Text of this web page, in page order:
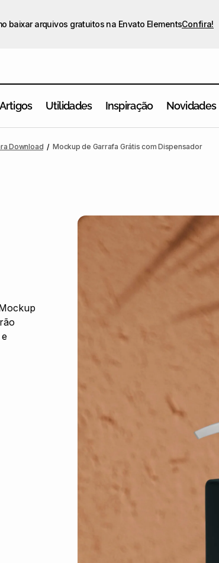
baixar arquivos gratuitos na Envato ElementsConfira!
Artigos Utilidades Inspiração Novidades
Download Mockup de Garrafa Grátis com Dispensador